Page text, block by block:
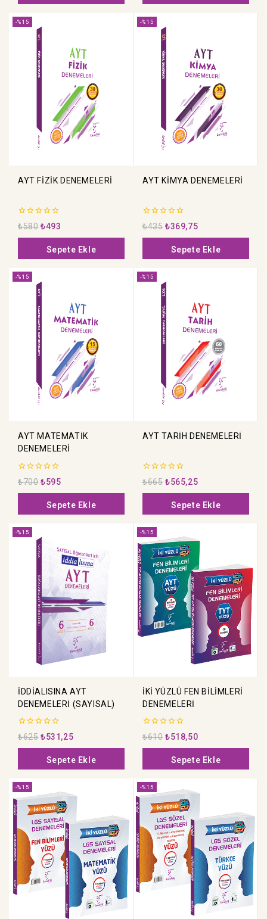
-%15
AYT FİZİK DENEMELERİ
0
5
üzerinden
₺580 ₺493
Sepete Ekle
-%15
AYT KİMYA DENEMELERİ
0
5
üzerinden
₺435 ₺369,75
Sepete Ekle
-%15
AYT MATEMATİK
DENEMELERİ
0
5
üzerinden
₺700 ₺595
Sepete Ekle
-%15
AYT TARİH DENEMELERİ
0
5
üzerinden
₺665 ₺565,25
Sepete Ekle
-%15
İDDİALISINA AYT
DENEMELERİ (SAYISAL)
0
5
üzerinden
₺625 ₺531,25
Sepete Ekle
-%15
İKİ YÜZLÜ FEN BİLİMLERİ
DENEMELERİ
0
5
üzerinden
₺610 ₺518,50
Sepete Ekle
-%15 -%15